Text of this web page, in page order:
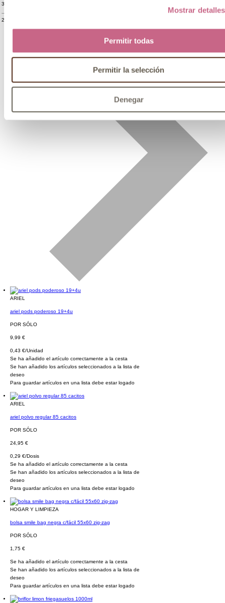
Mostrar detalles
Permitir todas
Permitir la selección
Denegar
3
22
ARIEL
ariel pods poderoso 19+4u
POR SÓLO
9,99 €
0,43 €/Unidad
Se ha añadido el artículo correctamente a la cesta
Se han añadido los artículos seleccionados a la lista de
deseo
Para guardar artículos en una lista debe estar logado
ARIEL
ariel polvo regular 85 cacitos
POR SÓLO
24,95 €
0,29 €/Dosis
Se ha añadido el artículo correctamente a la cesta
Se han añadido los artículos seleccionados a la lista de
deseo
Para guardar artículos en una lista debe estar logado
HOGAR Y LIMPIEZA
bolsa smile bag negra c/fácil 55x60 zig-zag
POR SÓLO
1,75 €
Se ha añadido el artículo correctamente a la cesta
Se han añadido los artículos seleccionados a la lista de
deseo
Para guardar artículos en una lista debe estar logado